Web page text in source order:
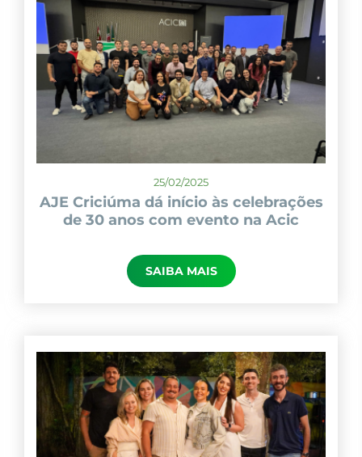
25/02/2025
AJE Criciúma dá início às celebrações
de 30 anos com evento na Acic
SAIBA MAIS